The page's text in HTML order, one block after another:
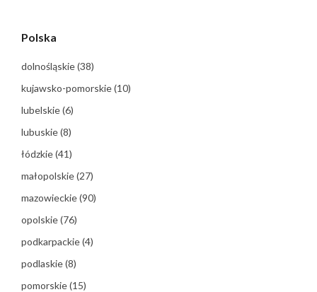
Polska
dolnośląskie(38)
kujawsko-pomorskie(10)
lubelskie(6)
lubuskie(8)
łódzkie(41)
małopolskie(27)
mazowieckie(90)
opolskie(76)
podkarpackie(4)
podlaskie(8)
pomorskie(15)